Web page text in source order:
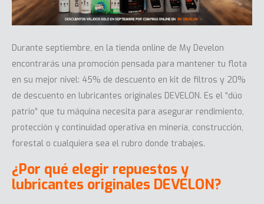
Durante septiembre, en la tienda online de My Develon
encontrarás una promoción pensada para mantener tu flota
en su mejor nivel: 45% de descuento en kit de filtros y 20%
de descuento en lubricantes originales DEVELON. Es el “dúo
patrio” que tu máquina necesita para asegurar rendimiento,
protección y continuidad operativa en minería, construcción,
forestal o cualquiera sea el rubro donde trabajes.
¿Por qué elegir repuestos y
lubricantes originales DEVELON?